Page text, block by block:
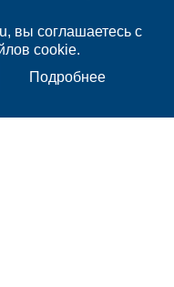
вы соглашаетесь с
cookie.
Подробнее